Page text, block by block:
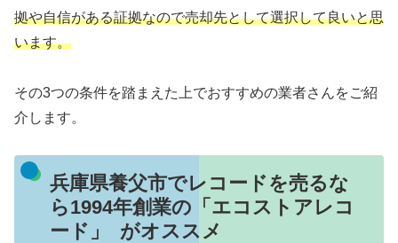
拠や自信がある証拠なので売却先として選択して良いと思
います。
その3つの条件を踏まえた上でおすすめの業者さんをご紹
介します。
兵庫県養父市でレコードを売るな
ら1994年創業の「エコストアレコ
ード」 がオススメ